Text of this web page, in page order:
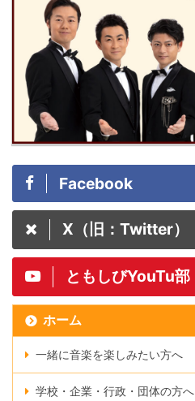
Facebook
X（旧：Twitter）
ともしびYouTu部
ホーム
一緒に音楽を楽しみたい方へ
学校・企業・行政・団体の方へ